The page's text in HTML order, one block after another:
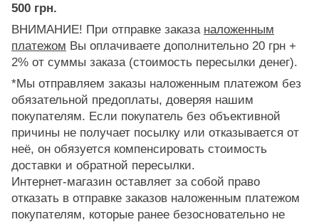
500 грн.
ВНИМАНИЕ! При отправке заказа наложенным
платежом Вы оплачиваете дополнительно 20 грн +
2% от суммы заказа (стоимость пересылки денег).
*Мы отправляем заказы наложенным платежом без
обязательной предоплаты, доверяя нашим
покупателям. Если покупатель без объективной
причины не получает посылку или отказывается от
неё, он обязуется компенсировать стоимость
доставки и обратной пересылки.
Интернет-магазин оставляет за собой право
отказать в отправке заказов наложенным платежом
покупателям, которые ранее безосновательно не